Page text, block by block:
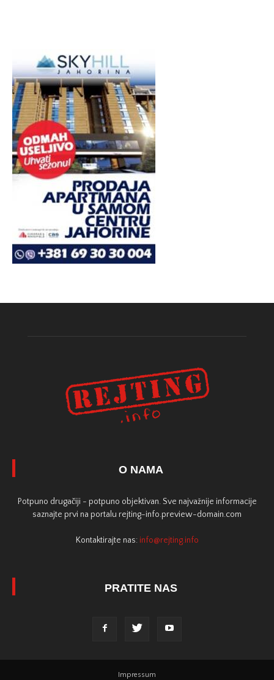
O NAMA
Potpuno drugačiji - potpuno objektivan. Sve najvažnije informacije
saznajte prvi na portalu rejting-info.preview-domain.com
Kontaktirajte nas: info@rejting.info
PRATITE NAS
Impressum